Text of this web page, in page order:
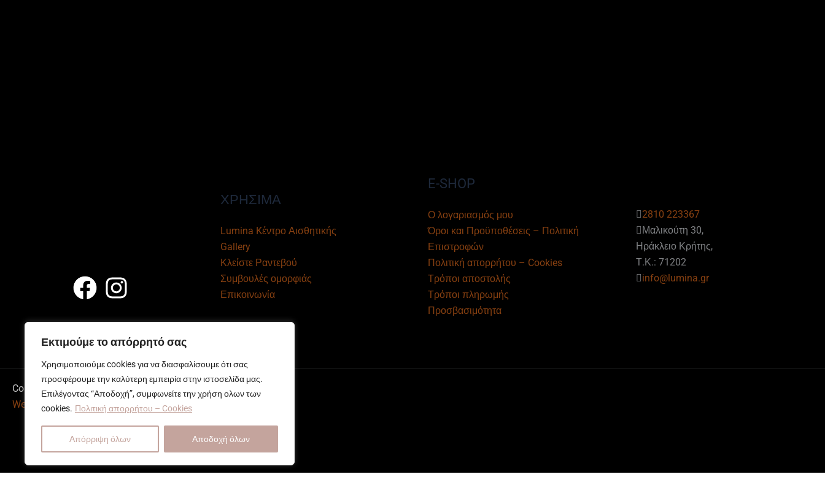
Εκτιμούμε το απόρρητό σας
Χρησιμοποιούμε cookies για να διασφαλίσουμε ότι σας
προσφέρουμε την καλύτερη εμπειρία στην ιστοσελίδα μας.
Επιλέγοντας “Αποδοχή”, συμφωνείτε την χρήση ολων των
cookies. Πολιτική απορρήτου – Cookies
Απόρριψη όλων Αποδοχή όλων
ΧΡΗΣΙΜΑ
Lumina Kέντρο Αισθητικής
Gallery
Κλείστε Ραντεβού
Συμβουλές ομορφιάς
Επικοινωνία
E-SHOP
Ο λογαριασμός μου
Όροι και Προϋποθέσεις – Πολιτική
Επιστροφών
Πολιτική απορρήτου – Cookies
Τρόποι αποστολής
Τρόποι πληρωμής
Προσβασιμότητα
2810 223367
Μαλικούτη 30,
Ηράκλειο Κρήτης,
Τ.Κ.: 71202
info@lumina.gr
Copyright © 2026 LUMINA - Κέντρο Αισθητικής - Ηράκλειο
Web developmentby All Web Keys